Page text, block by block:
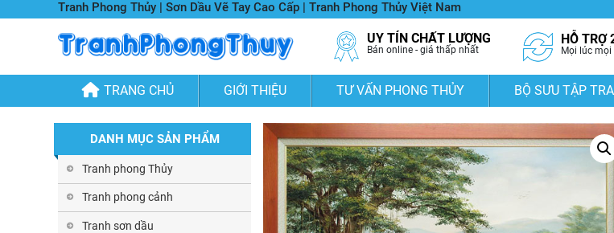
Tranh Phong Thủy | Sơn Dầu Vẽ Tay Cao Cấp | Tranh Phong Thủy Việt Nam
UY TÍN CHẤT LƯỢNG
Bán online - giá thấp nhất
HỖ TRỢ
Mọi lúc mọi
TRANG CHỦ GIỚI THIỆU TƯ VẤN PHONG THỦY BỘ SƯU TẬP
DANH MỤC SẢN PHẨM
Tranh phong Thủy
Tranh phong cảnh
Tranh sơn dầu